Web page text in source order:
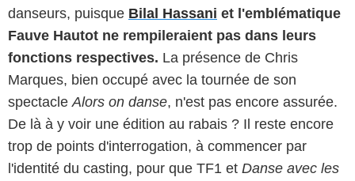
danseurs, puisque Bilal Hassani et l'emblématique
Fauve Hautot ne rempileraient pas dans leurs
fonctions respectives. La présence de Chris
Marques, bien occupé avec la tournée de son
spectacle Alors on danse, n'est pas encore assurée.
De là à y voir une édition au rabais ? Il reste encore
trop de points d'interrogation, à commencer par
l'identité du casting, pour que TF1 et Danse avec les